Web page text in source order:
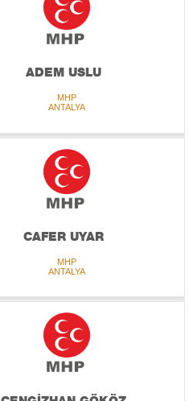
ADEM USLU
MHP
ANTALYA
CAFER UYAR
MHP
ANTALYA